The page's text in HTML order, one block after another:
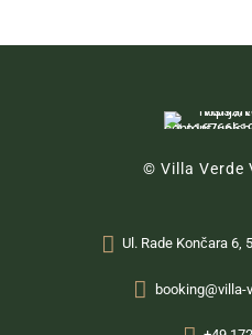
© Villa Verde
Ul. Rade Končara 6,